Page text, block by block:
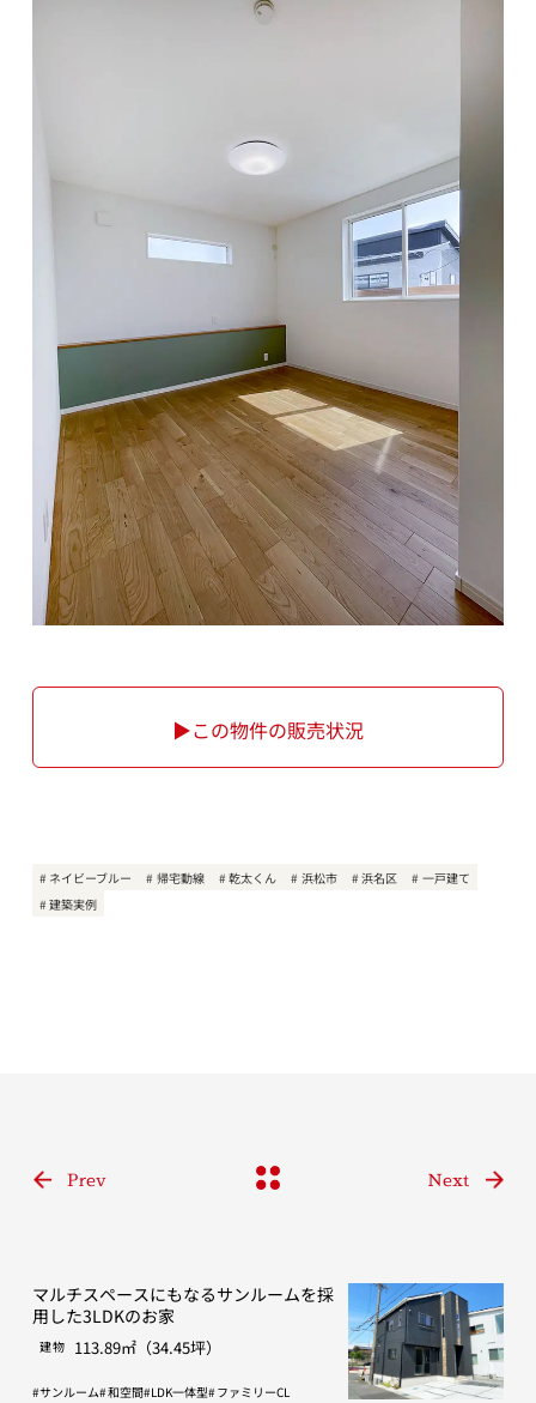
▶この物件の販売状況
ネイビーブルー 帰宅動線 乾太くん 浜松市 浜名区
一戸建て
建築実例
Prev Next
マルチスペースにもなるサンルームを採
用した3LDKのお家
建物 113.89㎡（34.45坪）
サンルーム 和空間 LDK一体型 ファミリーCL